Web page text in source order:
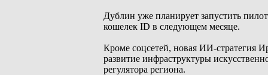
Дублин уже планирует запустить
кошелек ID в следующем месяце.
Кроме соцсетей, новая ИИ-стратегия
развитие инфраструктуры
регулятора региона.